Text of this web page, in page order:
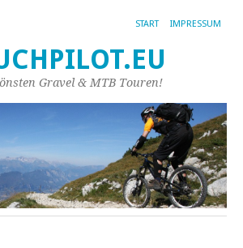
START IMPRESSUM
Gravel & MTB Touren!